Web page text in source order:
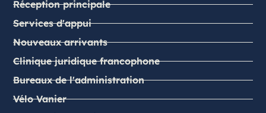
Réception principale
Services d'appui
Nouveaux arrivants
Clinique juridique francophone
Bureaux de l'administration
Vélo Vanier